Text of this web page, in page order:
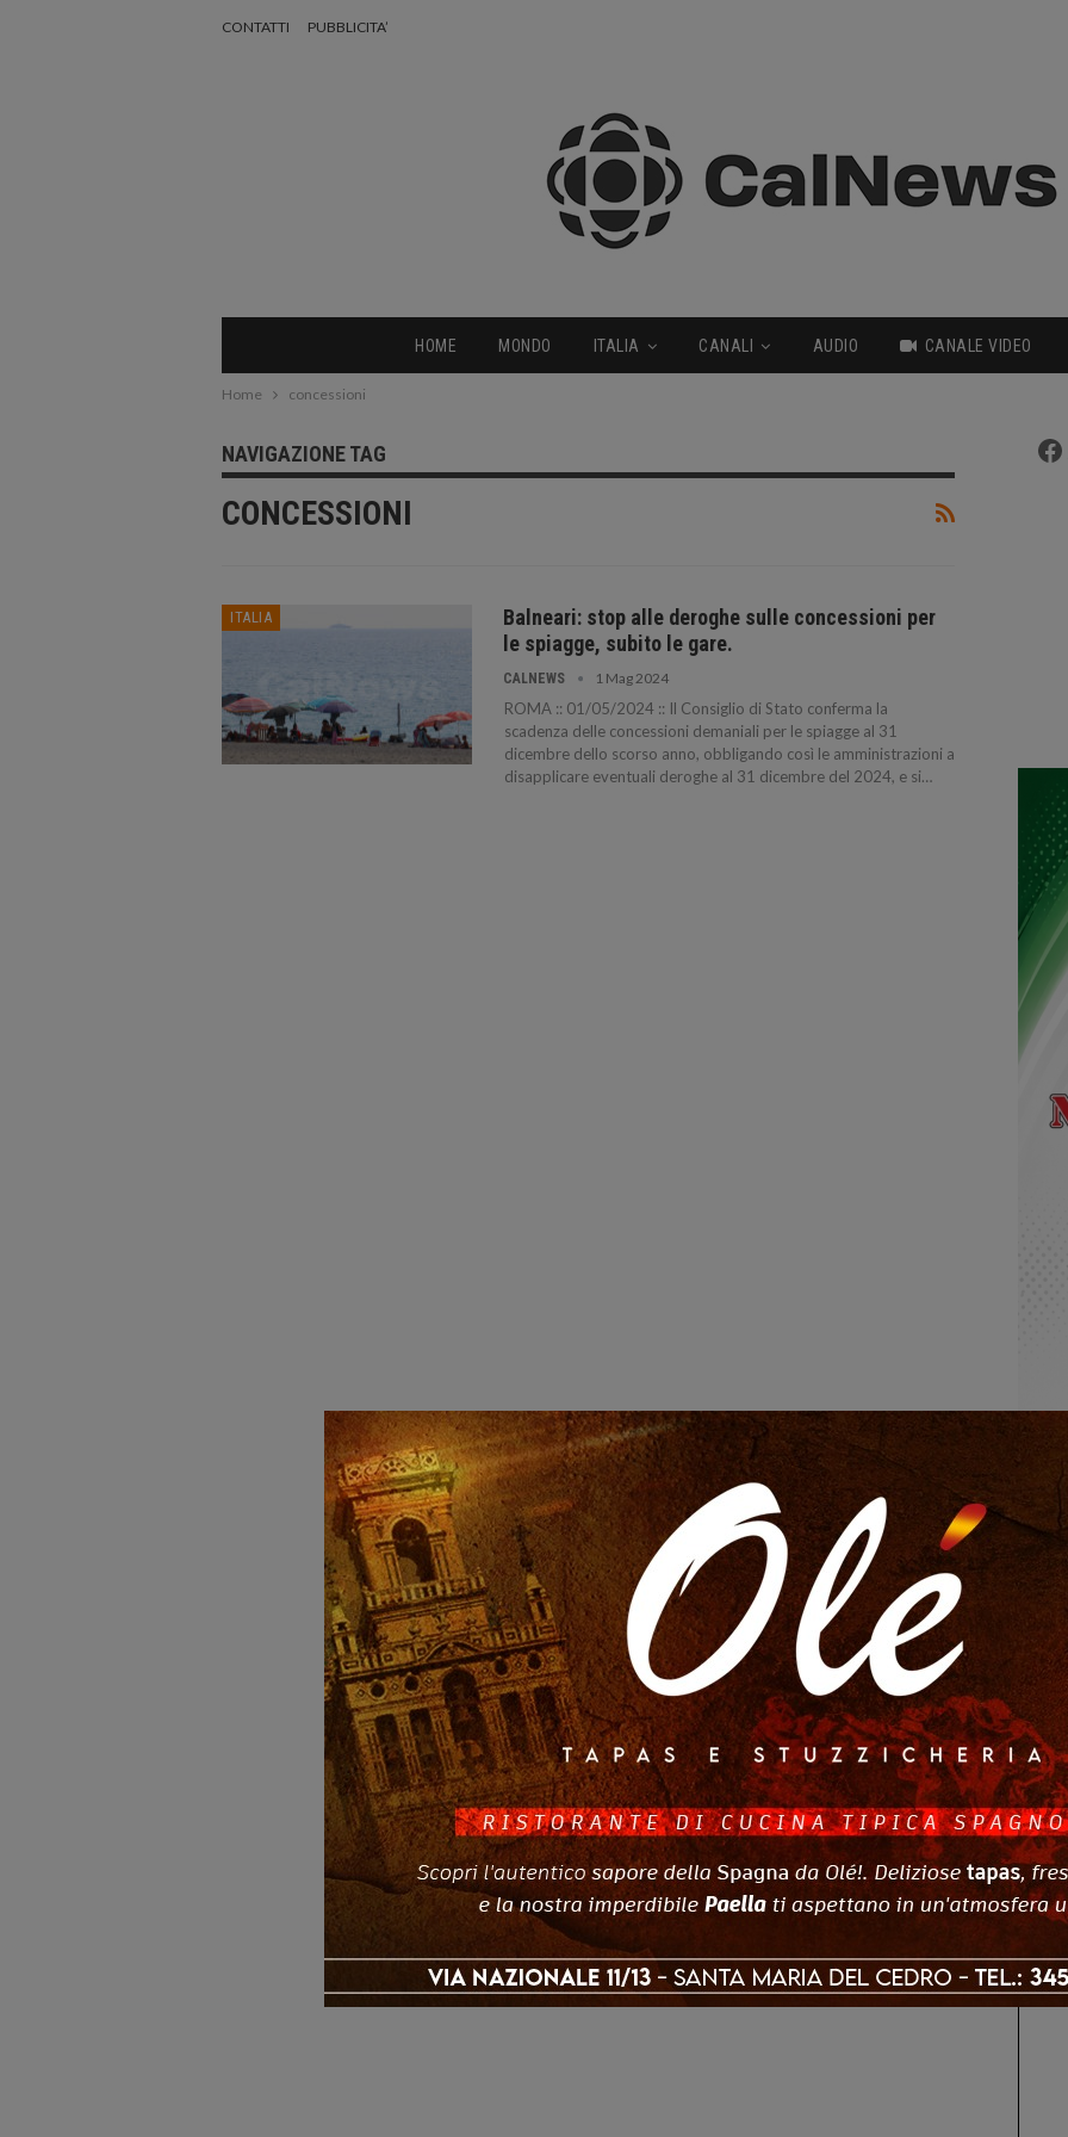
CONTATTI PUBBLICITA’
HOME MONDO ITALIA CANALI AUDIO CANALE VIDEO
Home concessioni
NAVIGAZIONE TAG
CONCESSIONI
ITALIA
Balneari: stop alle deroghe sulle concessioni per
le spiagge, subito le gare.
CALNEWS 1 Mag 2024
ROMA :: 01/05/2024 :: Il Consiglio di Stato conferma la
scadenza delle concessioni demaniali per le spiagge al 31
dicembre dello scorso anno, obbligando così le amministrazioni a
disapplicare eventuali deroghe al 31 dicembre del 2024, e si…